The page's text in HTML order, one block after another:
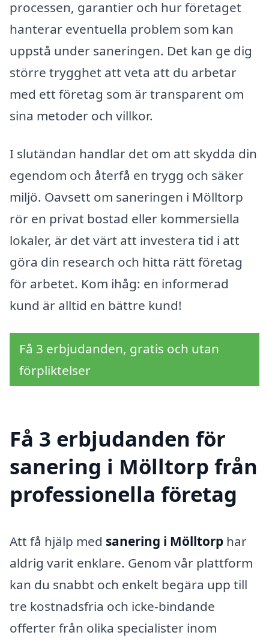
processen, garantier och hur företaget
hanterar eventuella problem som kan
uppstå under saneringen. Det kan ge dig
större trygghet att veta att du arbetar
med ett företag som är transparent om
sina metoder och villkor.
I slutändan handlar det om att skydda din
egendom och återfå en trygg och säker
miljö. Oavsett om saneringen i Mölltorp
rör en privat bostad eller kommersiella
lokaler, är det värt att investera tid i att
göra din research och hitta rätt företag
för arbetet. Kom ihåg: en informerad
kund är alltid en bättre kund!
Få 3 erbjudanden, gratis och utan
förpliktelser
Få 3 erbjudanden för
sanering i Mölltorp från
professionella företag
Att få hjälp med sanering i Mölltorp har
aldrig varit enklare. Genom vår plattform
kan du snabbt och enkelt begära upp till
tre kostnadsfria och icke-bindande
offerter från olika specialister inom